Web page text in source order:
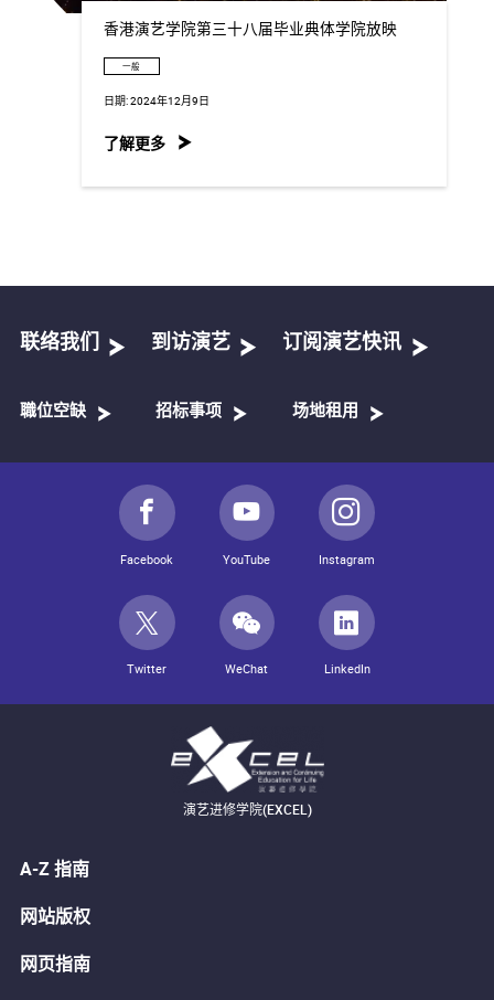
香港演艺学院第三十八届毕业典体学院放映
一般
日期:2024年12月9日
了解更多
联络我们 到访演艺 订阅演艺快讯
職位空缺 招标事项 场地租用
Facebook YouTube Instagram
Twitter WeChat LinkedIn
演艺进修学院(EXCEL)
A-Z 指南
网站版权
网页指南